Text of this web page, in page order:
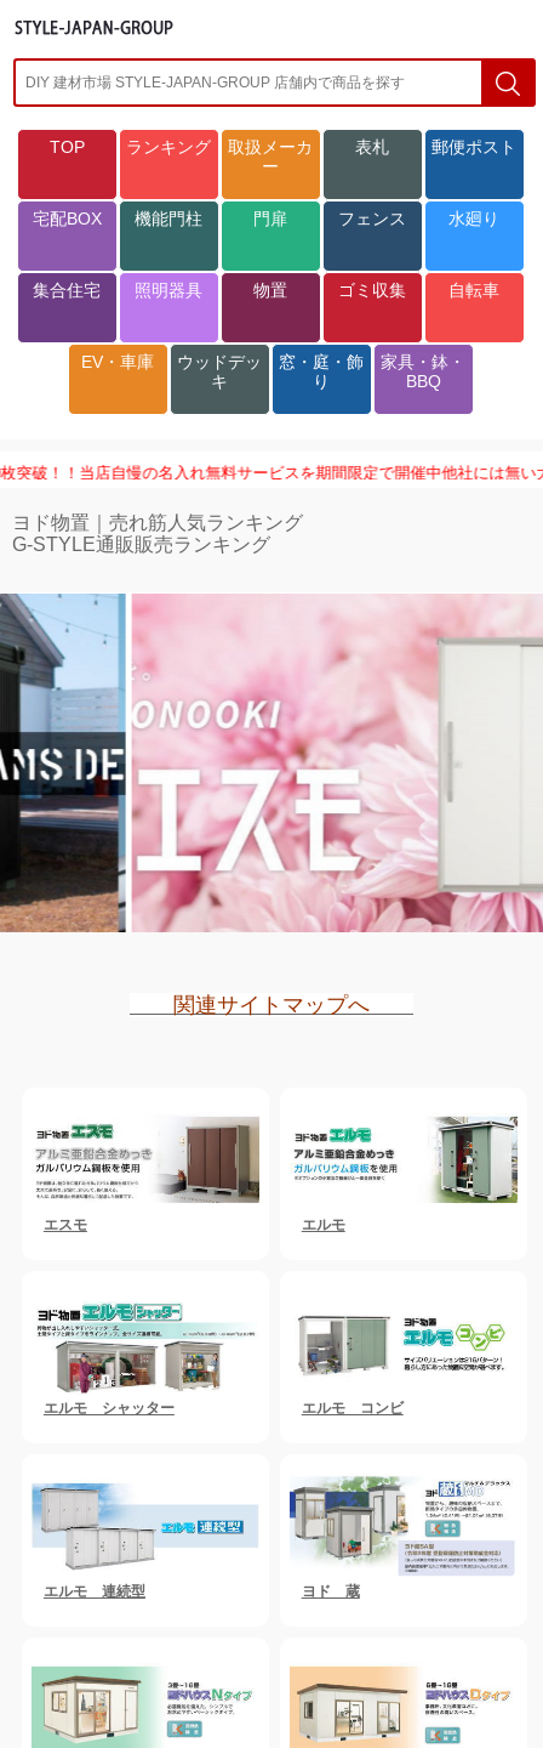
TOP ランキング
取扱メーカ
ー
表札 郵便ポスト
宅配BOX 機能門柱 門扉 フェンス 水廻り
集合住宅 照明器具 物置 ゴミ収集 自転車
EV・車庫
ウッドデッ
キ
窓・庭・飾
り
家具・鉢・
BBQ
店自慢の名入れ無料サービスを期間限定で開催中他社には無い大人気イベ
ヨド物置｜売れ筋人気ランキング
G-STYLE通販販売ランキング
関連サイトマップへ
エスモ エルモ
エルモ シャッター エルモ コンビ
エルモ 連続型 ヨド 蔵